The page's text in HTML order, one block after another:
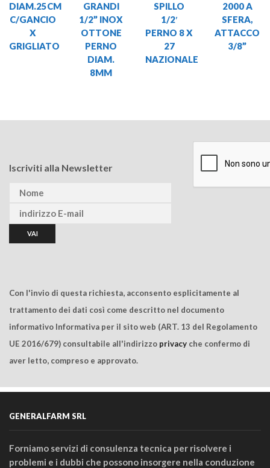
DIAM.25CM
C/GANCIO
X
GRIGLIATO
GRANDI
1/2” INOX
OTTONE
PERNO
DIAM.
8MM
SPILLO
1/2′
PERNO 8 X
27
NAZIONALE
2000 A
SFERA,
ATTACCO
3/8”
Iscriviti alla Newsletter
Con l'invio di questa richiesta, acconsento esplicitamente al
trattamento dei dati così come descritto nel documento
informativo Informativa per il sito web (ART. 13 del Regolamento
UE 2016/679) consultabile all'indirizzo privacy che confermo di
aver letto, compreso e approvato.
GENERALFARM SRL
Forniamo servizi di consulenza tecnica per risolvere i
problemi e i dubbi che possono insorgere nella conduzione